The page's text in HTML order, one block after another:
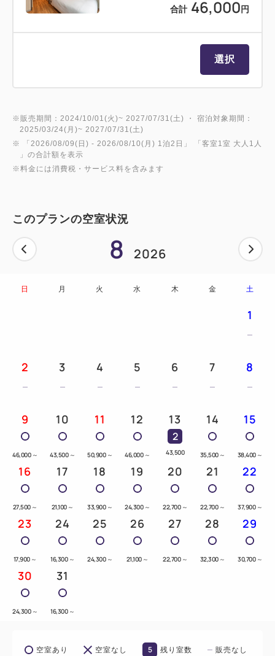
合計 46,000 円
選択
※販売期間：2024/10/01(火)~ 2027/07/31(土) ・ 宿泊対象期間：
2025/03/24(月)~ 2027/07/31(土)
※ 「 2026/08/09(日) - 2026/08/10(月) 1泊2日 」 「 客室1室 大人1人
」の合計額を表示
※料金には消費税・サービス料を含みます
このプランの空室状況
8 2026
日 月 火 水 木 金 土
1
2 3 4 5 6 7 8
9
46,000 ～
10
43,500 ～
11
50,900 ～
12
46,000 ～
13
2
43,500
14
35,500 ～
15
38,400 ～
16
27,500 ～
17
21,100 ～
18
33,900 ～
19
24,300 ～
20
22,700 ～
21
22,700 ～
22
37,900 ～
23
17,900 ～
24
16,300 ～
25
24,300 ～
26
21,100 ～
27
22,700 ～
28
32,300 ～
29
30,700 ～
30
24,300 ～
31
16,300 ～
空室あり 空室なし 5 残り室数 販売なし